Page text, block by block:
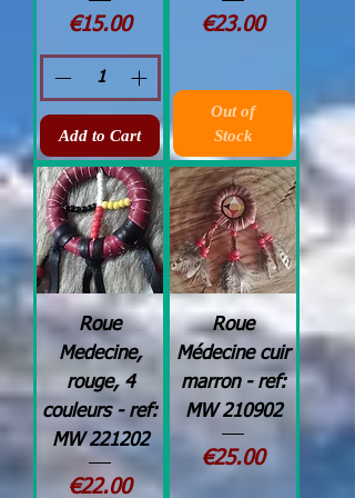
Price
€15.00
Add to Cart
Price
€23.00
Out of
Stock
Roue
Medecine,
rouge, 4
couleurs - ref:
MW 221202
Price
€22.00
Roue
Médecine cuir
marron - ref:
MW 210902
Price
€25.00